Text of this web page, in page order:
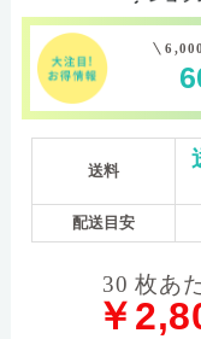
送料
配送目安
30 枚あ
￥